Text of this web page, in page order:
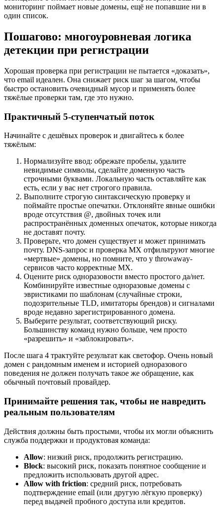
мониторинг поймает новые домены, ещё не попавшие ни в
один список.
Пошагово: многоуровневая логика
детекции при регистрации
Хорошая проверка при регистрации не пытается «доказать»,
что email идеален. Она снижает риск шаг за шагом, чтобы
быстро остановить очевидный мусор и применять более
тяжёлые проверки там, где это нужно.
Практичный 5-ступенчатый поток
Начинайте с дешёвых проверок и двигайтесь к более
тяжёлым:
Нормализуйте ввод: обрежьте пробелы, удалите
невидимые символы, сделайте доменную часть
строчными буквами. Локальную часть оставляйте как
есть, если у вас нет строгого правила.
Выполните строгую синтаксическую проверку и
поймайте простые опечатки. Отклоняйте явные ошибки
вроде отсутствия @, двойных точек или
распространённых доменных опечаток, которые никогда
не доставят почту.
Проверьте, что домен существует и может принимать
почту. DNS-запрос и проверка MX отфильтруют многие
«мертвые» домены, но помните, что у throwaway-
сервисов часто корректные MX.
Оцените риск одноразовости вместо простого да/нет.
Комбинируйте известные одноразовые домены с
эвристиками по шаблонам (случайные строки,
подозрительные TLD, имитаторы брендов) и сигналами
вроде недавно зарегистрированного домена.
Выберите результат, соответствующий риску.
Большинству команд нужно больше, чем просто
«разрешить» и «заблокировать».
После шага 4 трактуйте результат как светофор. Очень новый
домен с рандомным именем и историей одноразового
поведения не должен получать такое же обращение, как
обычный почтовый провайдер.
Принимайте решения так, чтобы не навредить
реальным пользователям
Действия должны быть простыми, чтобы их могли объяснить
служба поддержки и продуктовая команда:
Allow: низкий риск, продолжить регистрацию.
Block: высокий риск, показать понятное сообщение и
предложить использовать другой адрес.
Allow with friction: средний риск, потребовать
подтверждение email (или другую лёгкую проверку)
перед выдачей пробного доступа или кредитов.